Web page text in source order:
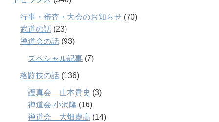
行事・審査・大会のお知らせ (70)
武道の話 (23)
禅道会の話 (93)
スペシャル記事 (7)
格闘技の話 (136)
護真会 山本貴史 (3)
禅道会 小沢隆 (16)
禅道会 大畑慶高 (14)